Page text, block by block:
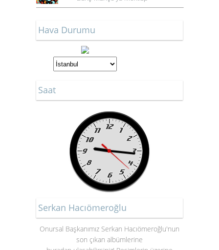
Hava Durumu
Saat
Serkan Hacıömeroğlu
Onursal Başkanımız Serkan Hacıömeroğlu'nun
son çıkan albümlerine